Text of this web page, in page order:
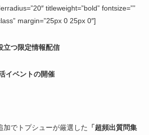
titleweight=”bold” fontsize=””
margin=”25px 0 25px 0″]
立つ限定情報配信
イベントの開催
加でトプシューが厳選した
「超頻出質問集